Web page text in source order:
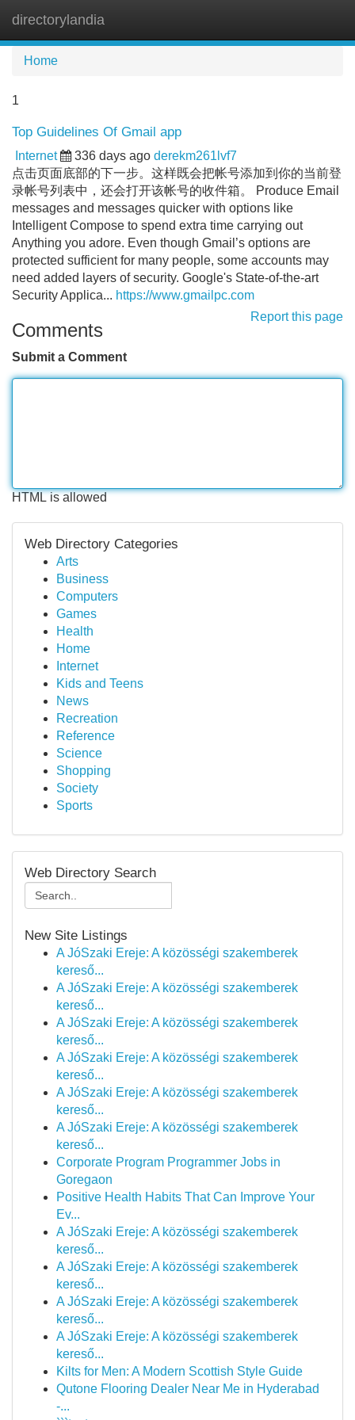
directorylandia
Home
1
Top Guidelines Of Gmail app
Internet 336 days ago derekm261lvf7
点击页面底部的下一步。这样既会把帐号添加到你的当前登
录帐号列表中，还会打开该帐号的收件箱。 Produce Email
messages and messages quicker with options like
Intelligent Compose to spend extra time carrying out
Anything you adore. Even though Gmail’s options are
protected sufficient for many people, some accounts may
need added layers of security. Google's State-of-the-art
Security Applica... https://www.gmailpc.com
Report this page
Comments
Submit a Comment
HTML is allowed
Web Directory Categories
Arts
Business
Computers
Games
Health
Home
Internet
Kids and Teens
News
Recreation
Reference
Science
Shopping
Society
Sports
Web Directory Search
New Site Listings
A JóSzaki Ereje: A közösségi szakemberek
kereső...
A JóSzaki Ereje: A közösségi szakemberek
kereső...
A JóSzaki Ereje: A közösségi szakemberek
kereső...
A JóSzaki Ereje: A közösségi szakemberek
kereső...
A JóSzaki Ereje: A közösségi szakemberek
kereső...
A JóSzaki Ereje: A közösségi szakemberek
kereső...
Corporate Program Programmer Jobs in
Goregaon
Positive Health Habits That Can Improve Your
Ev...
A JóSzaki Ereje: A közösségi szakemberek
kereső...
A JóSzaki Ereje: A közösségi szakemberek
kereső...
A JóSzaki Ereje: A közösségi szakemberek
kereső...
A JóSzaki Ereje: A közösségi szakemberek
kereső...
Kilts for Men: A Modern Scottish Style Guide
Qutone Flooring Dealer Near Me in Hyderabad
-...